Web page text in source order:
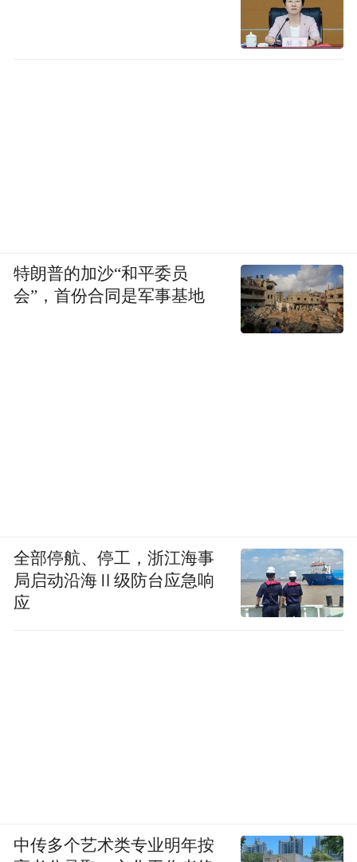
特朗普的加沙“和平委员
会”，首份合同是军事基地
全部停航、停工，浙江海事
局启动沿海Ⅱ级防台应急响
应
中传多个艺术类专业明年按